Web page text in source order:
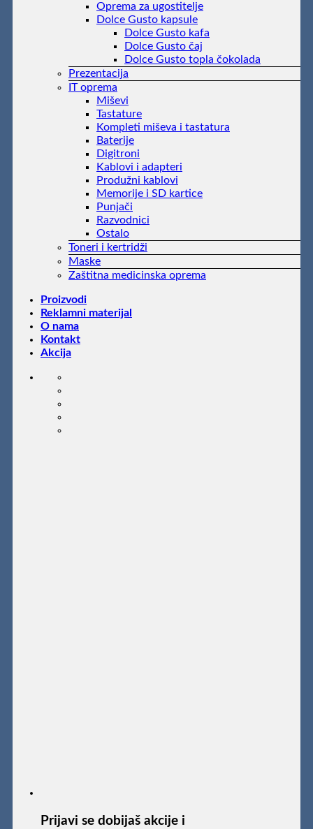
Oprema za ugostitelje
Dolce Gusto kapsule
Dolce Gusto kafa
Dolce Gusto čaj
Dolce Gusto topla čokolada
Prezentacija
IT oprema
Miševi
Tastature
Kompleti miševa i tastatura
Baterije
Digitroni
Kablovi i adapteri
Produžni kablovi
Memorije i SD kartice
Punjači
Razvodnici
Ostalo
Toneri i kertridži
Maske
Zaštitna medicinska oprema
Proizvodi
Reklamni materijal
O nama
Kontakt
Akcija
Prijavi se dobijaš akcije i